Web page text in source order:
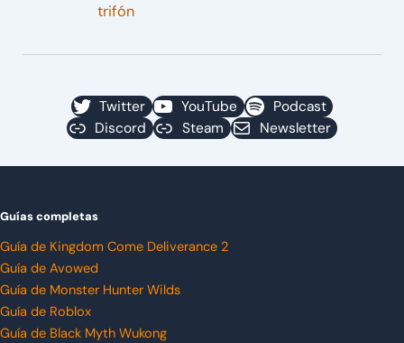
trifón
Twitter YouTube
Podcast
Discord
Steam Newsletter
Guías completas
Guía de Kingdom Come Deliverance 2
Guía de Avowed
Guía de Monster Hunter Wilds
Guía de Roblox
Guía de Black Myth Wukong